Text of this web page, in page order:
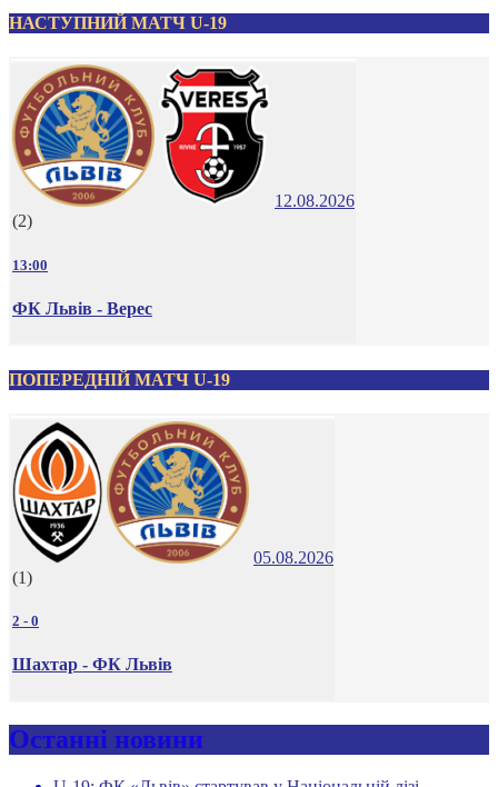
НАСТУПНИЙ МАТЧ U-19
12.08.2026
(2)
13:00
ФК Львів - Верес
ПОПЕРЕДНІЙ МАТЧ U-19
05.08.2026
(1)
2 - 0
Шахтар - ФК Львів
Останні новини